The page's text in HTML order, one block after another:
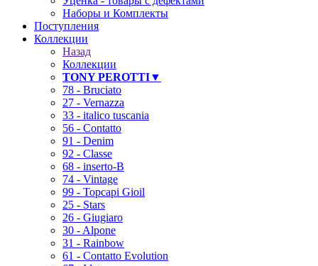
Наборы и Комплекты
Поступления
Коллекции
Назад
Коллекции
TONY PEROTTI▼
78 - Bruciato
27 - Vernazza
33 - italico tuscania
56 - Contatto
91 - Denim
92 - Classe
68 - inserto-B
74 - Vintage
99 - Topcapi Gioil
25 - Stars
26 - Giugiaro
30 - Alpone
31 - Rainbow
61 - Contatto Evolution